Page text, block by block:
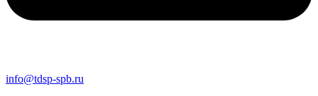
info@tdsp-spb.ru